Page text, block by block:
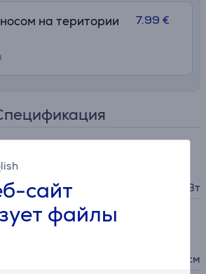
сайт
файлы
на територии
7.99 €
2000 Вт
92 см